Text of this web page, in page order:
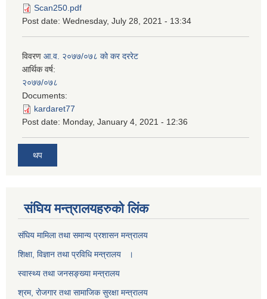
Scan250.pdf
Post date: Wednesday, July 28, 2021 - 13:34
विवरण आ.व. २०७७/०७८ को कर दररेट
आर्थिक वर्ष:
२०७७/०७८
Documents:
kardaret77
Post date: Monday, January 4, 2021 - 12:36
थप
स‌ंघिय मन्त्रालयहरुको लिंक
स‌ंघिय मामिला तथा समान्य प्रशासन मन्त्रालय
शिक्षा, विज्ञान तथा प्रविधि मन्त्रालय ।
स्वास्थ्य तथा जनसङ्ख्या मन्त्रालय
श्रम, रोजगार तथा सामाजिक सुरक्षा मन्त्रालय